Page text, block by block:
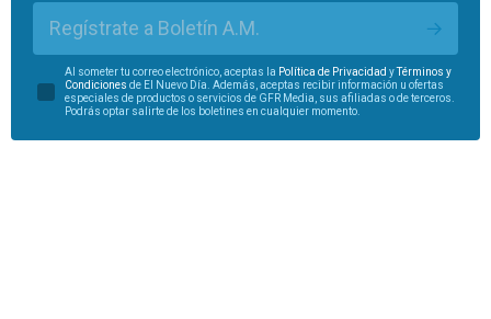
Regístrate a Boletín A.M.
Al someter tu correo electrónico, aceptas la Política de Privacidad yTérminos y
Condiciones de El Nuevo Día. Además, aceptas recibir información u ofertas
especiales de productos o servicios de GFR Media, sus afiliadas o de terceros.
Podrás optar salirte de los boletines en cualquier momento.